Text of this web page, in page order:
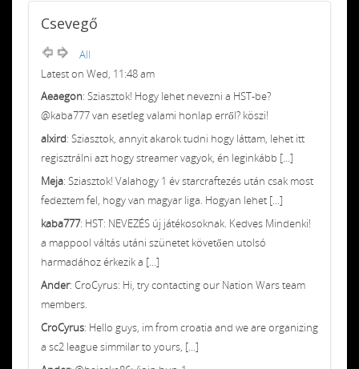
Csevegő
All
Latest on Wed, 11:48 am
Aeaegon: Sziasztok! Hogy lehet nevezni a HST-be?
@kaba777 van esetleg valami honlap erről? köszi!
alxird: Sziasztok, annyit akarok tudni hogy láttam, lehet itt
regisztrálni azt hogy streamer vagyok, én leginkább [...]
Meja: Sziasztok! Valahogy 1 év starcraftezés után csak most
fedeztem fel, hogy van magyar liga. Hogyan lehet [...]
kaba777: HST: NEVEZÉS új játékosoknak. Kedves Mindenki!
a mappool váltás utáni szünetet követően utolsó
harmadához érkezik a [...]
Ander: CroCyrus: Hi, try contacting our Nation Wars team
members.
CroCyrus: Hello guys, im from croatia and we are organizing
a sc2 league simmilar to yours, [...]